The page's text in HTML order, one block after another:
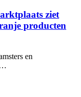
ziet
producten
en